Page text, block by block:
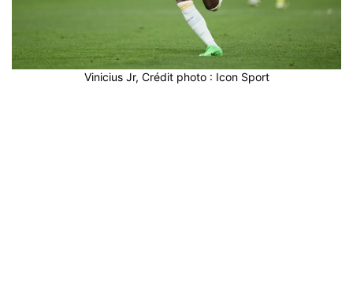
Vinicius Jr, Crédit photo : Icon Sport